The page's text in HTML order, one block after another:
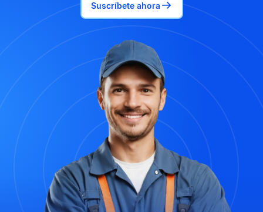
Suscríbete ahora